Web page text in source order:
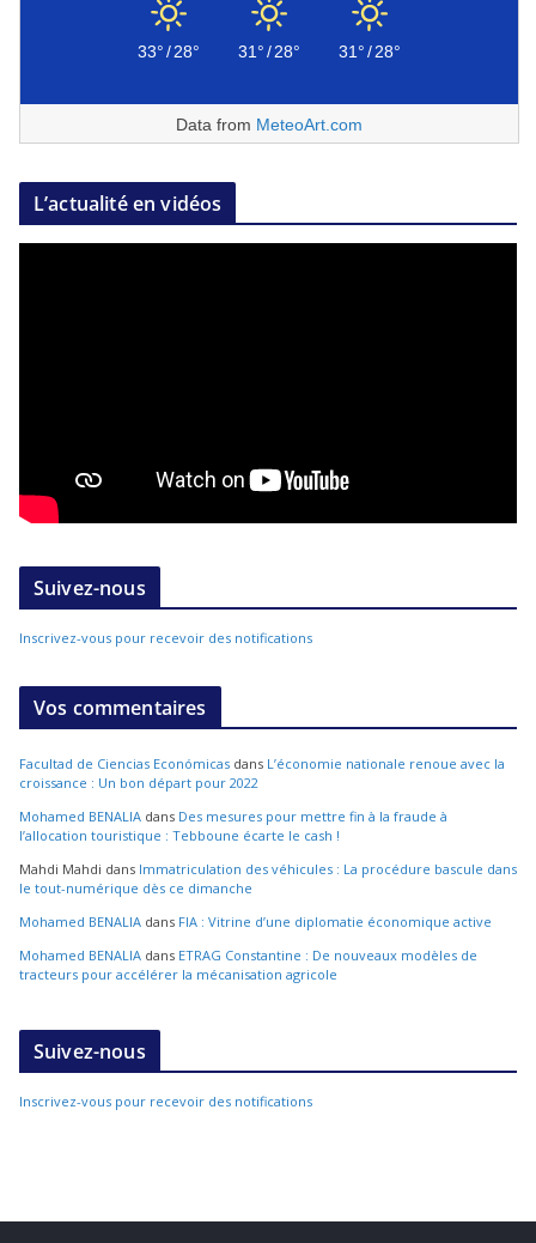
33°/28° 31°/28° 31°/28°
Data from MeteoArt.com
L’actualité en vidéos
Suivez-nous
Inscrivez-vous pour recevoir des notifications
Vos commentaires
Facultad de Ciencias Económicas dans L’économie nationale renoue avec la
croissance : Un bon départ pour 2022
Mohamed BENALIA dans Des mesures pour mettre fin à la fraude à
l’allocation touristique : Tebboune écarte le cash !
Mahdi Mahdi dans Immatriculation des véhicules : La procédure bascule dans
le tout-numérique dès ce dimanche
Mohamed BENALIA dans FIA : Vitrine d’une diplomatie économique active
Mohamed BENALIA dans ETRAG Constantine : De nouveaux modèles de
tracteurs pour accélérer la mécanisation agricole
Suivez-nous
Inscrivez-vous pour recevoir des notifications